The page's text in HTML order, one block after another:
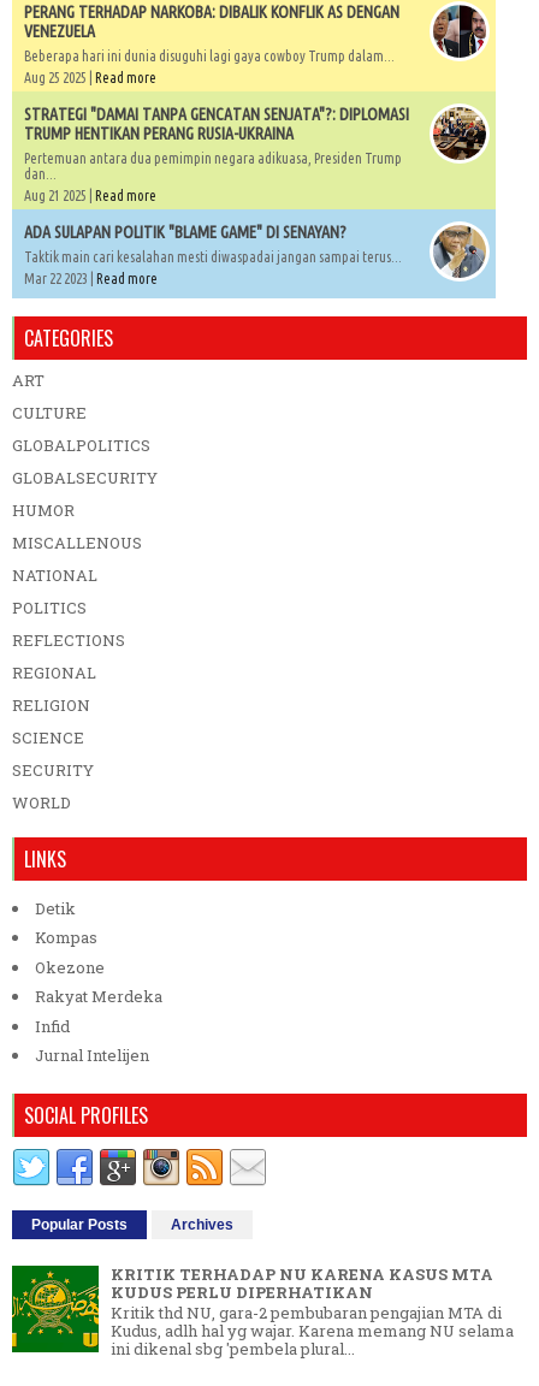
PERANG TERHADAP NARKOBA: DIBALIK KONFLIK AS DENGAN
VENEZUELA
Beberapa hari ini dunia disuguhi lagi gaya cowboy Trump dalam...
Aug 25 2025 | Read more
STRATEGI "DAMAI TANPA GENCATAN SENJATA"?: DIPLOMASI
TRUMP HENTIKAN PERANG RUSIA-UKRAINA
Pertemuan antara dua pemimpin negara adikuasa, Presiden Trump
dan...
Aug 21 2025 | Read more
ADA SULAPAN POLITIK "BLAME GAME" DI SENAYAN?
Taktik main cari kesalahan mesti diwaspadai jangan sampai terus...
Mar 22 2023 | Read more
CATEGORIES
ART
CULTURE
GLOBALPOLITICS
GLOBALSECURITY
HUMOR
MISCALLENOUS
NATIONAL
POLITICS
REFLECTIONS
REGIONAL
RELIGION
SCIENCE
SECURITY
WORLD
LINKS
Detik
Kompas
Okezone
Rakyat Merdeka
Infid
Jurnal Intelijen
SOCIAL PROFILES
Popular Posts Archives
KRITIK TERHADAP NU KARENA KASUS MTA
KUDUS PERLU DIPERHATIKAN
Kritik thd NU, gara-2 pembubaran pengajian MTA di
Kudus, adlh hal yg wajar. Karena memang NU selama
ini dikenal sbg 'pembela plural...